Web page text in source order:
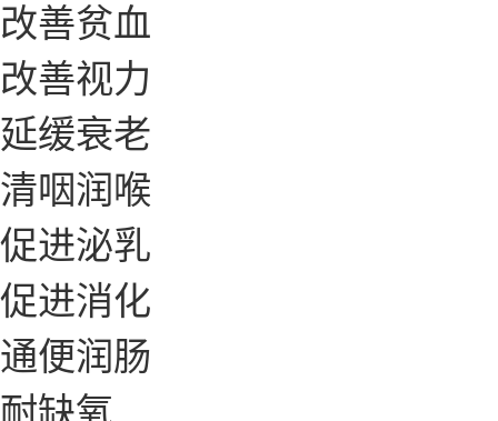
改善贫血
改善视力
延缓衰老
清咽润喉
促进泌乳
促进消化
通便润肠
耐缺氧